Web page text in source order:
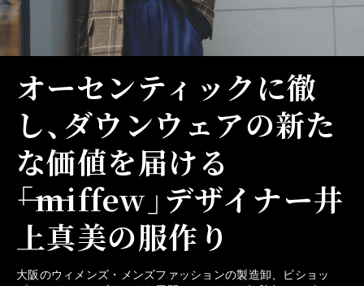
オーセンティックに徹
し、ダウンウェアの新た
な価値を届ける
――「miffew」デザイナー井
上真美の服作り
大阪のウィメンズ・メンズファッションの製造卸、ビショッ